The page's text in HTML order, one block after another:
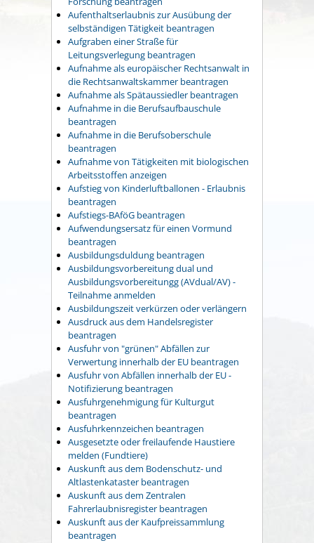
Aufenthaltserlaubnis zur Ausübung der
selbständigen Tätigkeit beantragen
Aufgraben einer Straße für
Leitungsverlegung beantragen
Aufnahme als europäischer Rechtsanwalt in
die Rechtsanwaltskammer beantragen
Aufnahme als Spätaussiedler beantragen
Aufnahme in die Berufsaufbauschule
beantragen
Aufnahme in die Berufsoberschule
beantragen
Aufnahme von Tätigkeiten mit biologischen
Arbeitsstoffen anzeigen
Aufstieg von Kinderluftballonen - Erlaubnis
beantragen
Aufstiegs-BAföG beantragen
Aufwendungsersatz für einen Vormund
beantragen
Ausbildungsduldung beantragen
Ausbildungsvorbereitung dual und
Ausbildungsvorbereitungg (AVdual/AV) -
Teilnahme anmelden
Ausbildungszeit verkürzen oder verlängern
Ausdruck aus dem Handelsregister
beantragen
Ausfuhr von "grünen" Abfällen zur
Verwertung innerhalb der EU beantragen
Ausfuhr von Abfällen innerhalb der EU -
Notifizierung beantragen
Ausfuhrgenehmigung für Kulturgut
beantragen
Ausfuhrkennzeichen beantragen
Ausgesetzte oder freilaufende Haustiere
melden (Fundtiere)
Auskunft aus dem Bodenschutz- und
Altlastenkataster beantragen
Auskunft aus dem Zentralen
Fahrerlaubnisregister beantragen
Auskunft aus der Kaufpreissammlung
beantragen